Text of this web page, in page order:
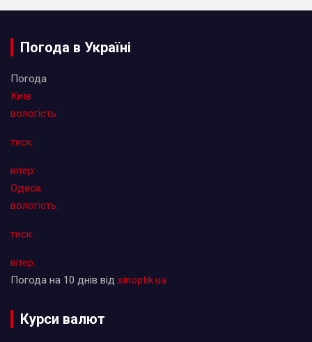
Погода в Україні
Погода
Київ
вологість:
тиск:
вітер:
Одеса
вологість:
тиск:
вітер:
Погода на 10 днів від sinoptik.ua
Курси валют